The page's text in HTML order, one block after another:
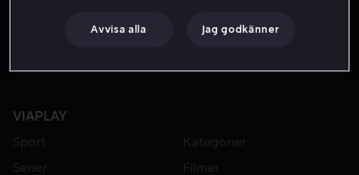
VIAPLAY
Sport
Kategorier
Serier
Filmer
Avvisa alla Jag godkänner